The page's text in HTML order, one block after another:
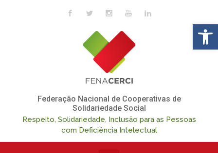
Skip to main content
Federação Nacional de Cooperativas de
Solidariedade Social
Respeito, Solidariedade, Inclusão para as Pessoas
com Deficiência Intelectual